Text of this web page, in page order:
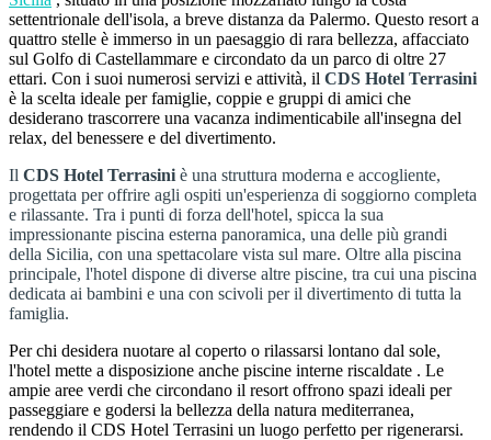
settentrionale dell'isola, a breve distanza da Palermo. Questo resort a
quattro stelle è immerso in un paesaggio di rara bellezza, affacciato
sul Golfo di Castellammare e circondato da un parco di oltre 27
ettari. Con i suoi numerosi servizi e attività, il CDS Hotel Terrasini
è la scelta ideale per famiglie, coppie e gruppi di amici che
desiderano trascorrere una vacanza indimenticabile all'insegna del
relax, del benessere e del divertimento.
Il CDS Hotel Terrasini è una struttura moderna e accogliente,
progettata per offrire agli ospiti un'esperienza di soggiorno completa
e rilassante. Tra i punti di forza dell'hotel, spicca la sua
impressionante piscina esterna panoramica, una delle più grandi
della Sicilia, con una spettacolare vista sul mare. Oltre alla piscina
principale, l'hotel dispone di diverse altre piscine, tra cui una piscina
dedicata ai bambini e una con scivoli per il divertimento di tutta la
famiglia.
Per chi desidera nuotare al coperto o rilassarsi lontano dal sole,
l'hotel mette a disposizione anche piscine interne riscaldate . Le
ampie aree verdi che circondano il resort offrono spazi ideali per
passeggiare e godersi la bellezza della natura mediterranea,
rendendo il CDS Hotel Terrasini un luogo perfetto per rigenerarsi.